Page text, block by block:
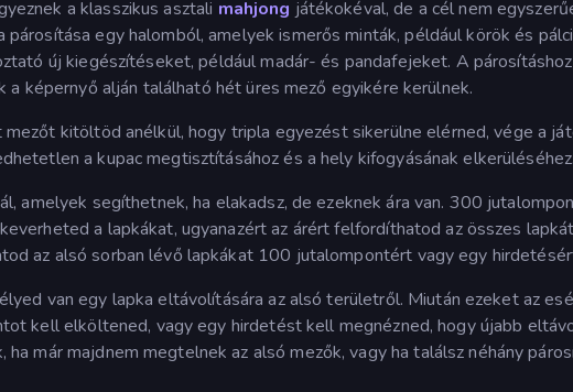
a klasszikus asztali mahjong játékokéval, de a cél nem
párosítása egy halomból, amelyek ismerős minták, például körök és
új kiegészítéseket, például madár- és pandafejeket. A
a képernyő alján található hét üres mező egyikére kerülnek.
kitöltöd anélkül, hogy tripla egyezést sikerülne elérned, vége a
a kupac megtisztításához és a hely kifogyásának elkerüléséhez.
amelyek segíthetnek, ha elakadsz, de ezeknek ára van. 300
a lapkákat, ugyanazért az árért felfordíthatod az összes
az alsó sorban lévő lapkákat 100 jutalompontért vagy egy
van egy lapka eltávolítására az alsó területről. Miután ezeket az
kell elköltened, vagy egy hirdetést kell megnézned, hogy újabb
ha már majdnem megtelnek az alsó mezők, vagy ha találsz néhány